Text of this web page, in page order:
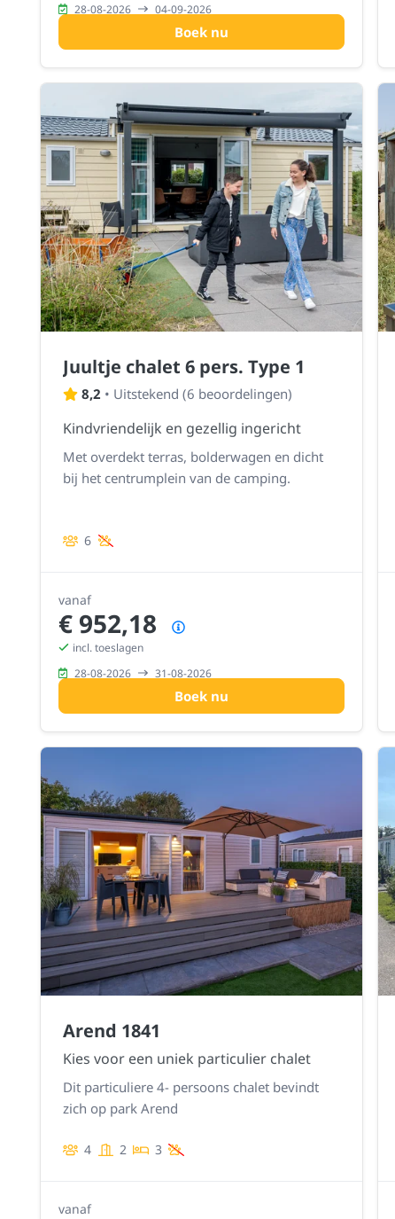
28-08-2026
04-09-2026
Boek nu
Juultje chalet 6 pers. Type 1
8,2 • Uitstekend (6 beoordelingen)
Kindvriendelijk en gezellig ingericht
Met overdekt terras, bolderwagen en dicht
bij het centrumplein van de camping.
6
vanaf
€ 952,18
incl. toeslagen
28-08-2026
31-08-2026
Boek nu
Arend 1841
Kies voor een uniek particulier chalet
Dit particuliere 4- persoons chalet bevindt
zich op park Arend
4 2 3
vanaf